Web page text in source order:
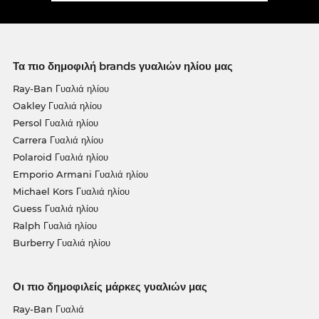
Τα πιο δημοφιλή brands γυαλιών ηλίου μας
Ray-Ban Γυαλιά ηλίου
Oakley Γυαλιά ηλίου
Persol Γυαλιά ηλίου
Carrera Γυαλιά ηλίου
Polaroid Γυαλιά ηλίου
Emporio Armani Γυαλιά ηλίου
Michael Kors Γυαλιά ηλίου
Guess Γυαλιά ηλίου
Ralph Γυαλιά ηλίου
Burberry Γυαλιά ηλίου
Οι πιο δημοφιλείς μάρκες γυαλιών μας
Ray-Ban Γυαλιά